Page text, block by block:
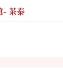
- 茶泰